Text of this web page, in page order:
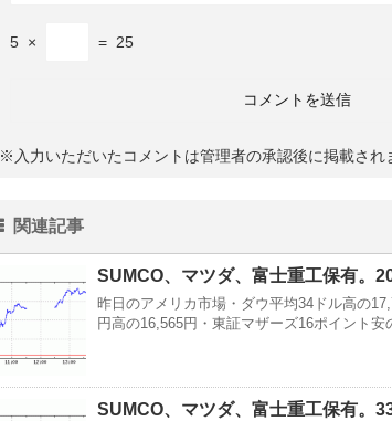
5 × = 25
※入力いただいたコメントは管理者の承認後に掲載され
関連記事
SUMCO、マツダ、富士重工保有。
昨日のアメリカ市場・ダウ平均34ドル高の
円高の16,565円・東証マザーズ16ポイント安
SUMCO、マツダ、富士重工保有。